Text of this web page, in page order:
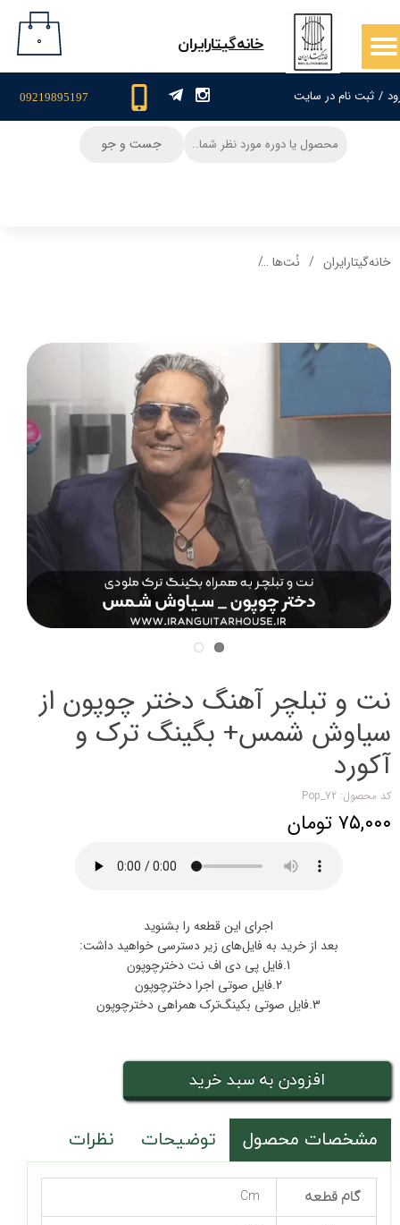
/ ثبت نام در سایت
حساب کاربری من
سفارشات
09219895197
​خانه‌گیتار‌ایران ۰
جست و جو
خانه‌گیتار‌ایران نُت‌ها
نت و تبلچر آهنگ دختر چوپون از
سیاوش شمس+ بگینگ ترک و
آکورد
کد محصول: Pop_72
۷۵,۰۰۰ تومان
اجرای این قطعه را بشنوید
بعد از خرید به فایل‌های زیر دسترسی خواهید داشت:
1.فایل پی دی اف نت دخترچوپون
2.فایل صوتی اجرا دخترچوپون
3.فایل صوتی بکینگ‌ترک همراهی دخترچوپون
افزودن به سبد خرید
مشخصات محصول توضیحات نظرات
گام قطعه Cm